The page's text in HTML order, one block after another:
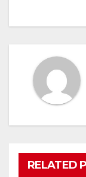
RELATED